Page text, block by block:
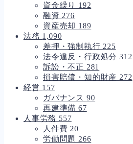
資金繰り 192
融資 276
資産売却 189
法務 1,090
差押・強制執行 225
法令違反・行政処分312
訴訟・不正 281
損害賠償・知的財産 272
経営 157
ガバナンス 90
再建準備 67
人事労務 557
人件費 20
労働問題 266